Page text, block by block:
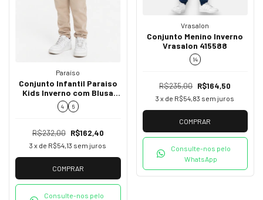
Paraíso
Conjunto Infantil Paraiso
Kids Inverno com Blusa
Cotelê e Calça Aspen 19193
4 6
R$232,00 R$162,40
3 x de R$54,13 sem juros
COMPRAR
Consulte-nos pelo
Vrasalon
Conjunto Menino Inverno
Vrasalon 415588
14
R$235,00 R$164,50
3 x de R$54,83 sem juros
COMPRAR
Consulte-nos pelo
WhatsApp